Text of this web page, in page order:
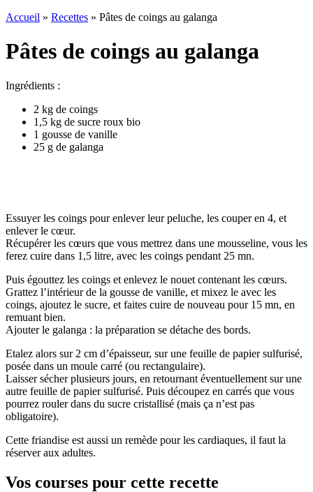
Accueil » Recettes » Pâtes de coings au galanga
Pâtes de coings au galanga
Ingrédients :
2 kg de coings
1,5 kg de sucre roux bio
1 gousse de vanille
25 g de galanga
Essuyer les coings pour enlever leur peluche, les couper en 4, et
enlever le cœur.
Récupérer les cœurs que vous mettrez dans une mousseline, vous les
ferez cuire dans 1,5 litre, avec les coings pendant 25 mn.
Puis égouttez les coings et enlevez le nouet contenant les cœurs.
Grattez l’intérieur de la gousse de vanille, et mixez le avec les
coings, ajoutez le sucre, et faites cuire de nouveau pour 15 mn, en
remuant bien.
Ajouter le galanga : la préparation se détache des bords.
Etalez alors sur 2 cm d’épaisseur, sur une feuille de papier sulfurisé,
posée dans un moule carré (ou rectangulaire).
Laisser sécher plusieurs jours, en retournant éventuellement sur une
autre feuille de papier sulfurisé. Puis découpez en carrés que vous
pourrez rouler dans du sucre cristallisé (mais ça n’est pas
obligatoire).
Cette friandise est aussi un remède pour les cardiaques, il faut la
réserver aux adultes.
Vos courses pour cette recette